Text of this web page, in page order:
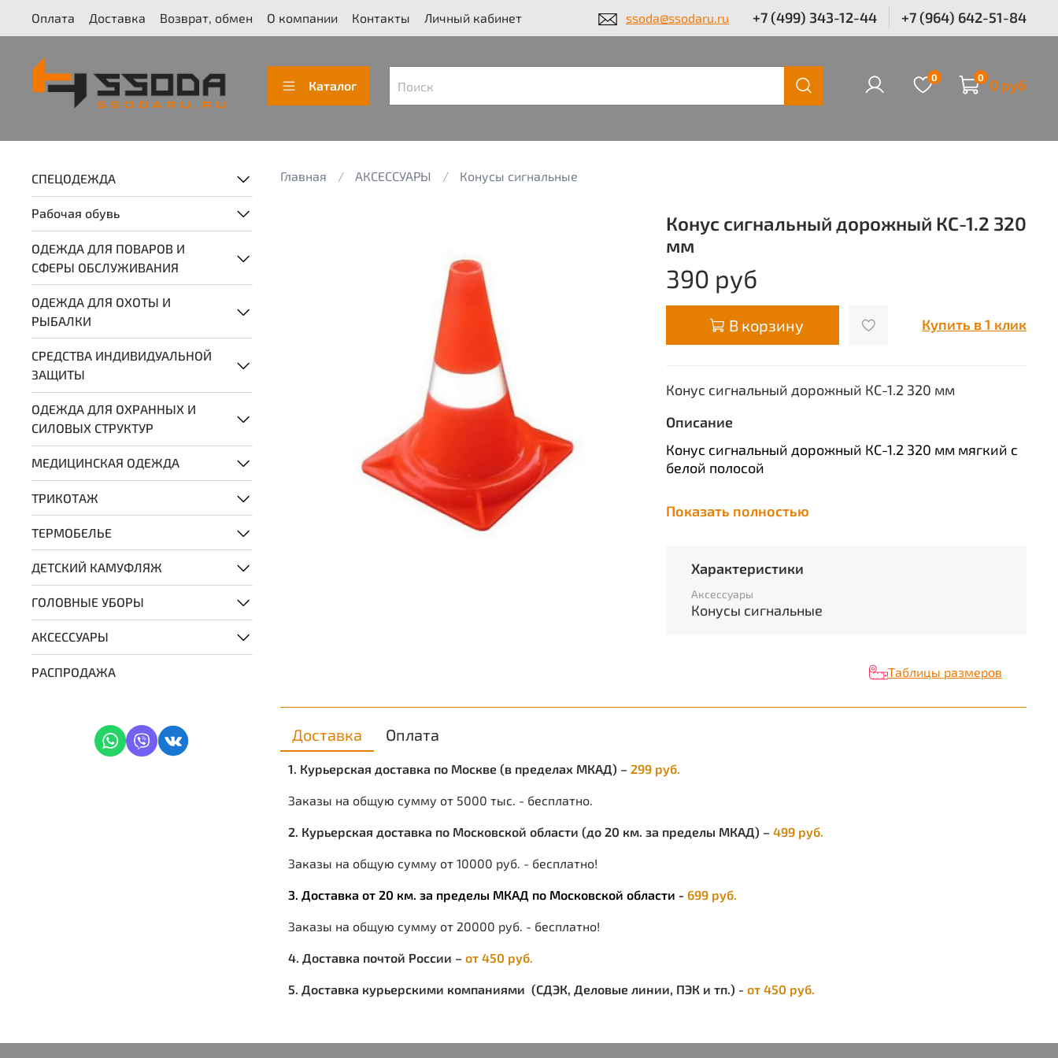
Оплата Доставка Возврат, обмен О компании Контакты Личный кабинет ssoda@ssodaru.ru +7 (499) 343-12-44 +7 (964) 642-51-84
Каталог
0 0 0 руб
Главная АКСЕССУАРЫ Конусы сигнальные
Конус сигнальный дорожный КС-1.2 320
мм
390 руб
В корзину Купить в 1 клик
Конус сигнальный дорожный КС-1.2 320 мм
Описание
Конус сигнальный дорожный КС-1.2 320 мм мягкий с
белой полосой
перераспределения транспортных потоков,
спортивных мероприятий, а так же для обозначения
мест ДТП или аварийных участков дорог. Расцветка
Показать полностью
Характеристики
Аксессуары
Конусы сигнальные
Таблицы размеров
Доставка Оплата
1. Курьерская доставка по Москве (в пределах МКАД) – 299 руб.
Заказы на общую сумму от 5000 тыс. - бесплатно.
2. Курьерская доставка по Московской области (до 20 км. за пределы МКАД) – 499 руб.
Заказы на общую сумму от 10000 руб. - бесплатно!
3. Доставка от 20 км. за пределы МКАД по Московской области - 699 руб.
Заказы на общую сумму от 20000 руб. - бесплатно!
4. Доставка почтой России – от 450 руб.
5. Доставка курьерскими компаниями (СДЭК, Деловые линии, ПЭК и тп.) - от 450 руб.
СПЕЦОДЕЖДА
Рабочая обувь
ОДЕЖДА ДЛЯ ПОВАРОВ И
СФЕРЫ ОБСЛУЖИВАНИЯ
ОДЕЖДА ДЛЯ ОХОТЫ И
РЫБАЛКИ
СРЕДСТВА ИНДИВИДУАЛЬНОЙ
ЗАЩИТЫ
ОДЕЖДА ДЛЯ ОХРАННЫХ И
СИЛОВЫХ СТРУКТУР
МЕДИЦИНСКАЯ ОДЕЖДА
ТРИКОТАЖ
ТЕРМОБЕЛЬЕ
ДЕТСКИЙ КАМУФЛЯЖ
ГОЛОВНЫЕ УБОРЫ
АКСЕССУАРЫ
РАСПРОДАЖА